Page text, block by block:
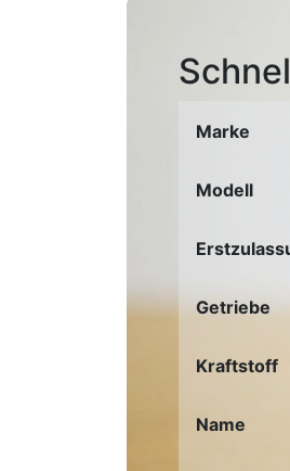
Marke
Modell
Getriebe
Kraftstoff
Name